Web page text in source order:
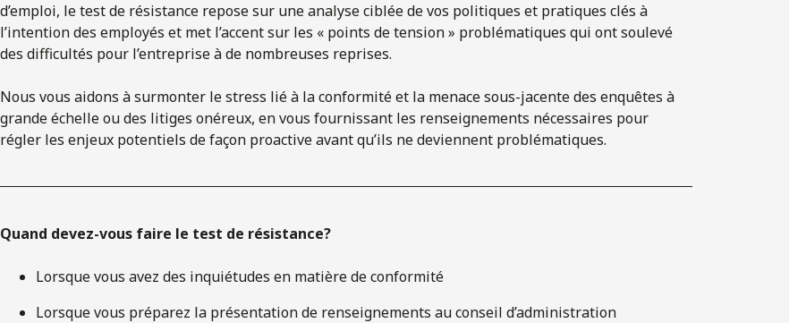
d’emploi, le test de résistance repose sur une analyse ciblée de vos politiques et pratiques clés à
l’intention des employés et met l’accent sur les « points de tension » problématiques qui ont soulevé
des difficultés pour l’entreprise à de nombreuses reprises.
Nous vous aidons à surmonter le stress lié à la conformité et la menace sous-jacente des enquêtes à
grande échelle ou des litiges onéreux, en vous fournissant les renseignements nécessaires pour
régler les enjeux potentiels de façon proactive avant qu’ils ne deviennent problématiques.
Quand devez-vous faire le test de résistance?
Lorsque vous avez des inquiétudes en matière de conformité
Lorsque vous préparez la présentation de renseignements au conseil d’administration